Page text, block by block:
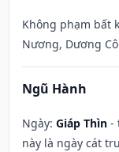
Không phạm bất
Nương, Dương
Ngũ Hành
Ngày: Giáp Thìn -
này là ngày cát